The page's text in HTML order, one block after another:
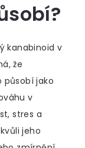
kanabinoid v
že
působí jako
v
stres a
jeho